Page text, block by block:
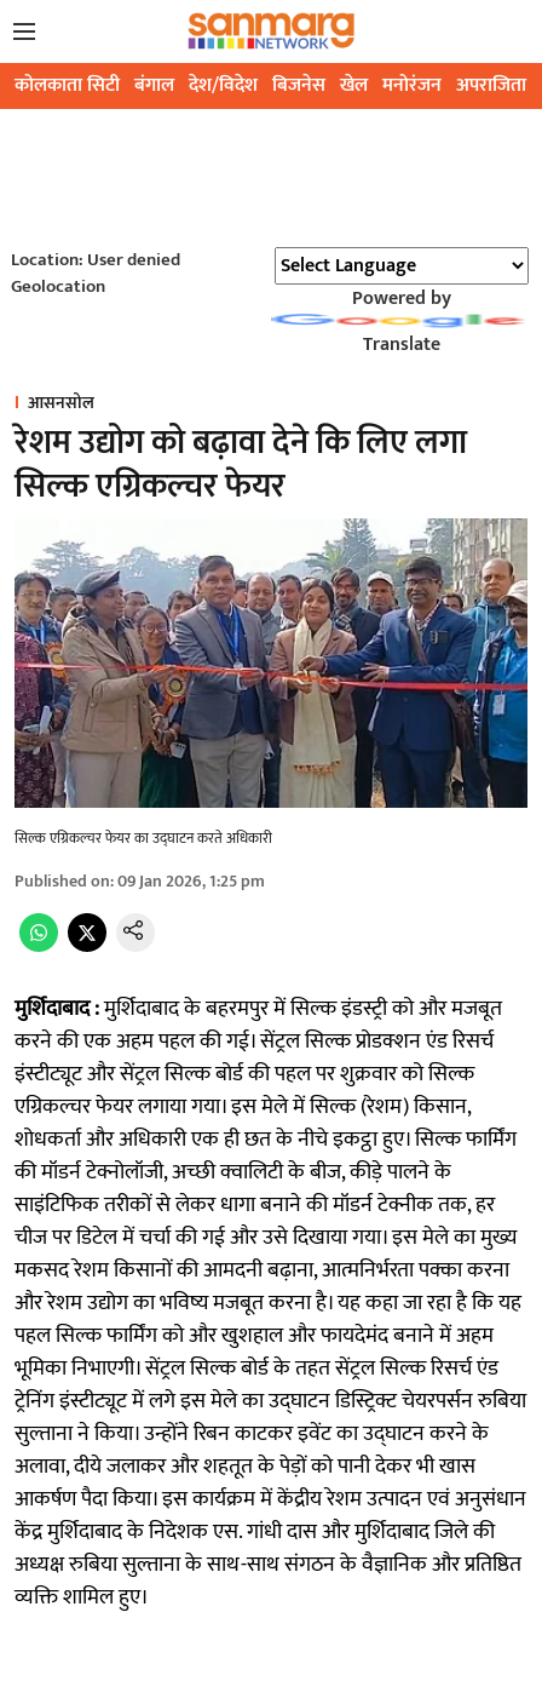
कोलकाता सिटी बंगाल देश/विदेश बिजनेस खेल मनोरंजन अपराजिता
Location: User denied
Geolocation
Powered by
Translate
आसनसोल
रेशम उद्योग को बढ़ावा देने कि लिए लगा
सिल्क एग्रिकल्चर फेयर
सिल्क एग्रिकल्चर फेयर का उद्घाटन करते अधिकारी
Published on:09 Jan 2026, 1:25 pm
मुर्शिदाबाद :मुर्शिदाबाद के बहरमपुर में सिल्क इंडस्ट्री को और मजबूत
करने की एक अहम पहल की गई। सेंट्रल सिल्क प्रोडक्शन एंड रिसर्च
इंस्टीट्यूट और सेंट्रल सिल्क बोर्ड की पहल पर शुक्रवार को सिल्क
एग्रिकल्चर फेयर लगाया गया। इस मेले में सिल्क (रेशम) किसान,
शोधकर्ता और अधिकारी एक ही छत के नीचे इकट्ठा हुए। सिल्क फार्मिंग
की मॉडर्न टेक्नोलॉजी, अच्छी क्वालिटी के बीज, कीड़े पालने के
साइंटिफिक तरीकों से लेकर धागा बनाने की मॉडर्न टेक्नीक तक, हर
चीज पर डिटेल में चर्चा की गई और उसे दिखाया गया। इस मेले का मुख्य
मकसद रेशम किसानों की आमदनी बढ़ाना, आत्मनिर्भरता पक्का करना
और रेशम उद्योग का भविष्य मजबूत करना है। यह कहा जा रहा है कि यह
पहल सिल्क फार्मिंग को और खुशहाल और फायदेमंद बनाने में अहम
भूमिका निभाएगी। सेंट्रल सिल्क बोर्ड के तहत सेंट्रल सिल्क रिसर्च एंड
ट्रेनिंग इंस्टीट्यूट में लगे इस मेले का उद्घाटन डिस्ट्रिक्ट चेयरपर्सन रुबिया
सुल्ताना ने किया। उन्होंने रिबन काटकर इवेंट का उद्घाटन करने के
अलावा, दीये जलाकर और शहतूत के पेड़ों को पानी देकर भी खास
आकर्षण पैदा किया। इस कार्यक्रम में केंद्रीय रेशम उत्पादन एवं अनुसंधान
केंद्र मुर्शिदाबाद के निदेशक एस. गांधी दास और मुर्शिदाबाद जिले की
अध्यक्ष रुबिया सुल्ताना के साथ-साथ संगठन के वैज्ञानिक और प्रतिष्ठित
व्यक्ति शामिल हुए।